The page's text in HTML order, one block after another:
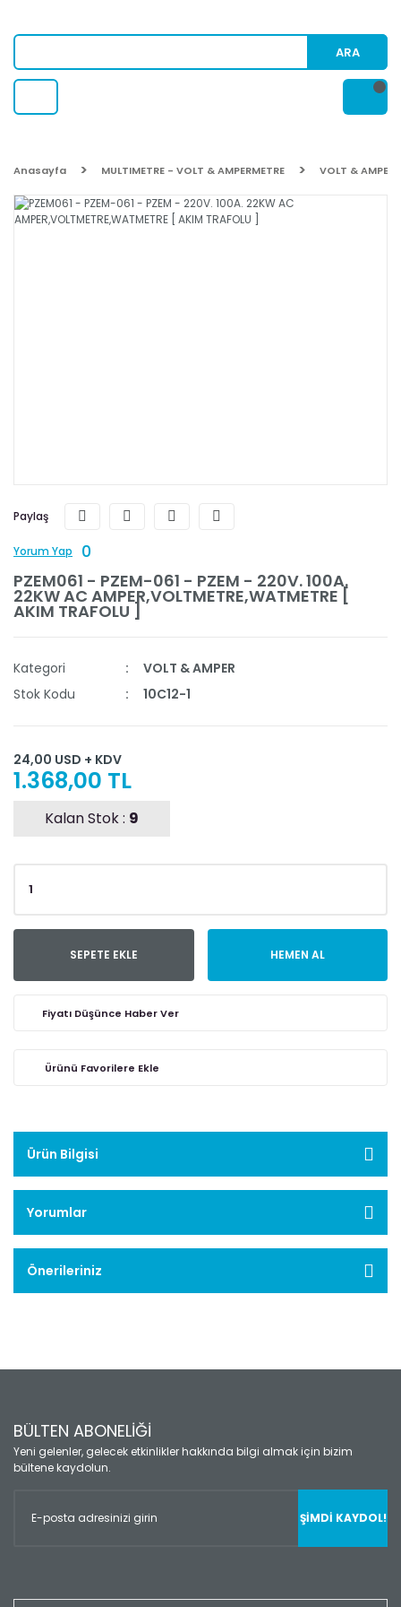
ARA
Anasayfa MULTIMETRE - VOLT & AMPERMETRE VOLT & AMPER
Paylaş
Yorum Yap
0
PZEM061 - PZEM-061 - PZEM - 220V. 100A.
22KW AC AMPER,VOLTMETRE,WATMETRE [
AKIM TRAFOLU ]
Kategori
VOLT & AMPER
Stok Kodu
10C12-1
24,00 USD + KDV
1.368,00 TL
Kalan Stok : 9
SEPETE EKLE HEMEN AL
Fiyatı Düşünce Haber Ver
Ürün Bilgisi
Yorumlar
Önerileriniz
BÜLTEN ABONELİĞİ
Yeni gelenler, gelecek etkinlikler hakkında bilgi almak için bizim
bültene kaydolun.
ŞİMDİ KAYDOL!